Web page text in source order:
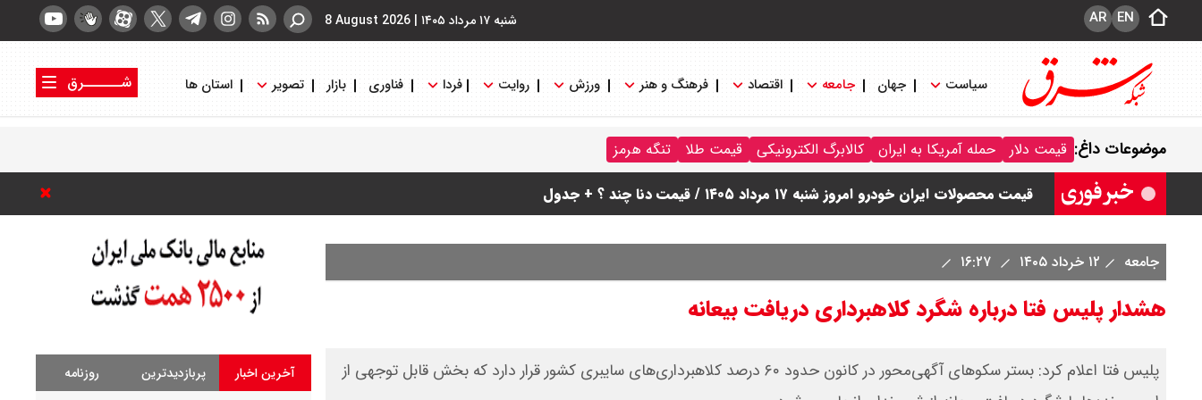
شنبه ۱۷ مرداد ۱۴۰۵ |
8 August 2026 EN
AR
سیاست جهان جامعه اقتصاد فرهنگ و هنر ورزش روایت فردا فناوری بازار تصویر استان ها
شــــــرق
موضوعات داغ: قیمت دلار حمله آمریکا به ایران کالابرگ الکترونیکی قیمت طلا تنگه هرمز
قیمت خودرو امروز شنبه ۱۷ مرداد ۱۴۰۵/ کاهش ۱۰۵ میلیون تومانی قیمت کوییک
قیمت محصولات سایپا امروز شنبه ۱۷ مرداد ۱۴۰۵ / قیمت اطلس چند؟ + جدول
قیمت محصولات ایران خودرو امروز شنبه ۱۷ مرداد ۱۴۰۵ / قیمت دنا چند ؟ + جدول
شاخص بورس امروز شنبه ۱۷ مرداد ۱۴۰۵ / شاخص افزایشی شد + تحلیل
جامعه ۱۲ خرداد ۱۴۰۵
هشدار پلیس فتا درباره شگرد کلاهبرداری دریافت بیعانه
پلیس فتا اعلام کرد: بستر سکو‌های آگهی‌محور در کانون حدود ۶۰ درصد کلاهبرداری‌های سایبری کشور قرار دارد که بخش قابل توجهی از
آخرین اخبار پربازدیدترین روزنامه